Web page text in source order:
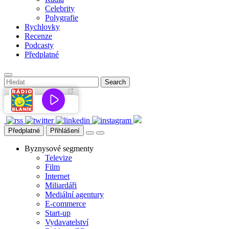
Celebrity
Polygrafie
Rychlovky
Recenze
Podcasty
Předplatné
Předplatné Přihlášení
Byznysové segmenty
Televize
Film
Internet
Miliardáři
Mediální agentury
E-commerce
Start-up
Vydavatelství